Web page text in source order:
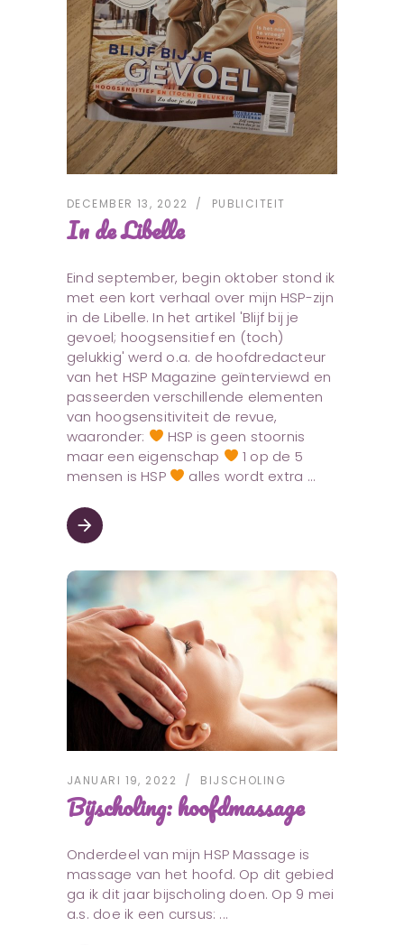
DECEMBER 13, 2022 PUBLICITEIT
In de Libelle
Eind september, begin oktober stond ik
met een kort verhaal over mijn HSP-zijn
in de Libelle. In het artikel 'Blijf bij je
gevoel; hoogsensitief en (toch)
gelukkig' werd o.a. de hoofdredacteur
van het HSP Magazine geïnterviewd en
passeerden verschillende elementen
van hoogsensitiviteit de revue,
waaronder:
HSP is geen stoornis
maar een eigenschap
1 op de 5
mensen is HSP
alles wordt extra
arrow_forward
JANUARI 19, 2022 BIJSCHOLING
Bijscholing: hoofdmassage
Onderdeel van mijn HSP Massage is
massage van het hoofd. Op dit gebied
ga ik dit jaar bijscholing doen. Op 9 mei
a.s. doe ik een cursus: